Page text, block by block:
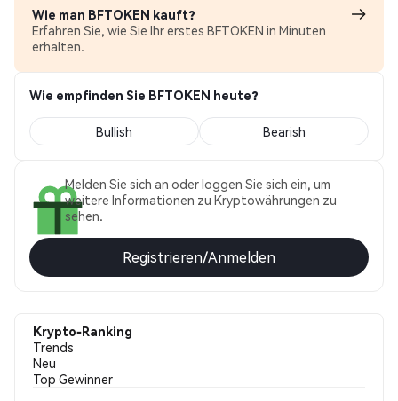
Wie man BFTOKEN kauft?
Erfahren Sie, wie Sie Ihr erstes BFTOKEN in Minuten
erhalten.
Wie empfinden Sie BFTOKEN heute?
Bullish Bearish
Melden Sie sich an oder loggen Sie sich ein, um
weitere Informationen zu Kryptowährungen zu
sehen.
Registrieren/Anmelden
Krypto-Ranking
Trends
Neu
Top Gewinner